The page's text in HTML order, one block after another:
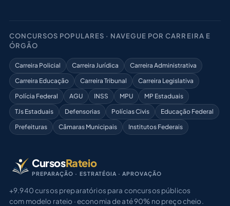
CONCURSOS POPULARES · NAVEGUE POR CARREIRA E
ÓRGÃO
Carreira Policial Carreira Jurídica
Carreira Administrativa
Carreira Educação
Carreira Tribunal
Carreira Legislativa
Polícia Federal
AGU INSS MPU
MP Estaduais
TJs Estaduais
Defensorias Polícias Civis
Educação Federal
Prefeituras
Câmaras Municipais Institutos Federais
CursosRateio
PREPARAÇÃO · ESTRATÉGIA · APROVAÇÃO
+9.940 cursos preparatórios para concursos públicos
com modelo rateio · economia de até 90% no preço cheio.